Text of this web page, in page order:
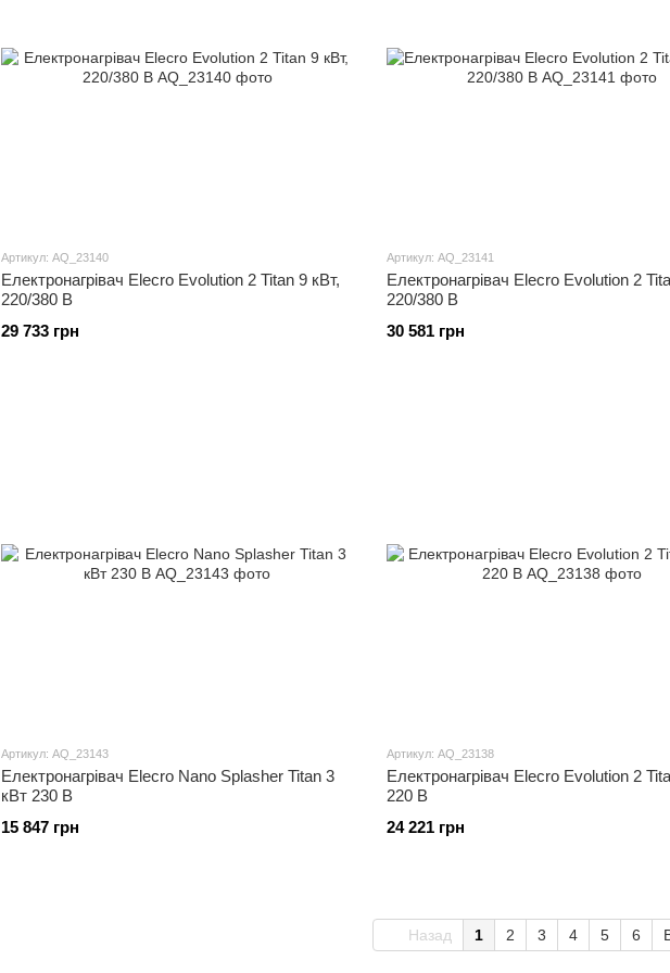
Артикул: AQ_23140
Електронагрівач Elecro Evolution 2 Titan 9 кВт,
220/380 В
29 733 грн
Артикул: AQ_23141
Електронагрівач Elecro Evolution 2
220/380 В
30 581 грн
Артикул: AQ_23143
Електронагрівач Elecro Nano Splasher Titan 3
кВт 230 В
15 847 грн
Артикул: AQ_23138
Електронагрівач Elecro Evolution 2
220 В
24 221 грн
Назад 1 2 3 4 5 6